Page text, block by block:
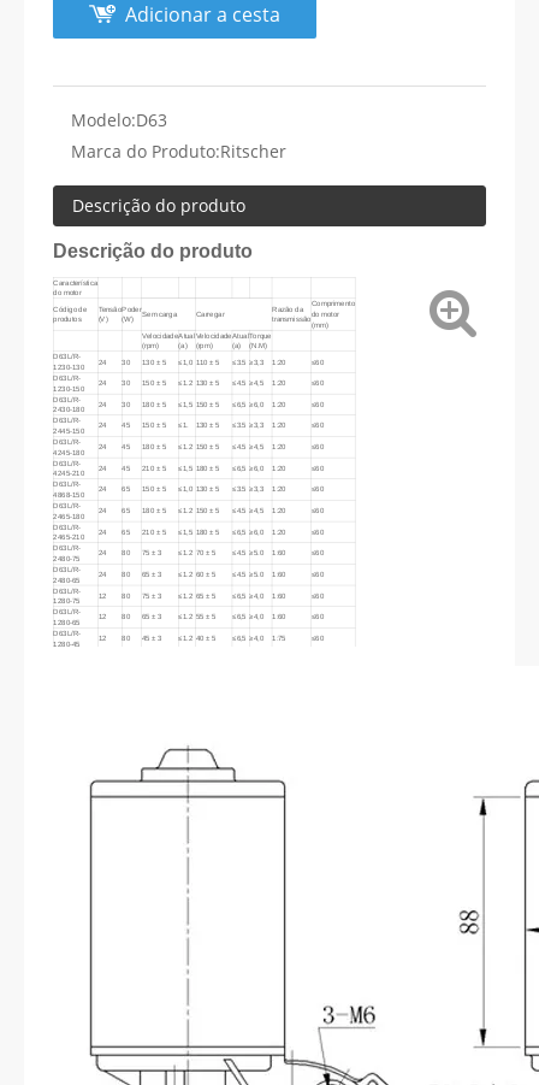
Adicionar a cesta
Modelo:D63
Marca do Produto:Ritscher
Descrição do produto
Descrição do produto
Característica
do motor
Código de
produtos
Tensão
(V)
Poder
(W)
Sem carga Carregar
Razão da
transmissão
Comprimento
do motor
(mm)
Velocidade
(rpm)
Atual
(a)
Velocidade
(rpm)
Atual
(a)
Torque
(N.M)
D63L/R-
1230-130
24 30 130 ± 5 ≤1,0 110 ± 5 ≤3.5 ≥3,3 1:20 ≤60
D63L/R-
1230-150
24 30 150 ± 5 ≤1.2 130 ± 5 ≤4.5 ≥4,5 1:20 ≤60
D63L/R-
2430-180
24 30 180 ± 5 ≤1,5 150 ± 5 ≤6,5 ≥6,0 1:20 ≤60
D63L/R-
2445-150
24 45 150 ± 5 ≤1. 130 ± 5 ≤3.5 ≥3,3 1:20 ≤60
D63L/R-
4245-180
24 45 180 ± 5 ≤1.2 150 ± 5 ≤4.5 ≥4,5 1:20 ≤60
D63L/R-
4245-210
24 45 210 ± 5 ≤1,5 180 ± 5 ≤6,5 ≥6,0 1:20 ≤60
D63L/R-
4868-150
24 65 150 ± 5 ≤1,0 130 ± 5 ≤3.5 ≥3,3 1:20 ≤60
D63L/R-
2465-180
24 65 180 ± 5 ≤1.2 150 ± 5 ≤4.5 ≥4,5 1:20 ≤60
D63L/R-
2465-210
24 65 210 ± 5 ≤1,5 180 ± 5 ≤6,5 ≥6,0 1:20 ≤60
D63L/R-
2480-75
24 80 75 ± 3 ≤1.2 70 ± 5 ≤4.5 ≥5.0 1:60 ≤60
D63L/R-
2480-65
24 80 65 ± 3 ≤1.2 60 ± 5 ≤4.5 ≥5.0 1:60 ≤60
D63L/R-
1280-75
12 80 75 ± 3 ≤1.2 65 ± 5 ≤6,5 ≥4,0 1:60 ≤60
D63L/R-
1280-65
12 80 65 ± 3 ≤1.2 55 ± 5 ≤6,5 ≥4,0 1:60 ≤60
D63L/R-
1280-45
12 80 45 ± 3 ≤1.2 40 ± 5 ≤6,5 ≥4,0 1:75 ≤60
de salão, codificador, sensor
Aplicação: máquina de soldagem, casa elétrica, máquina de diamante,
enquipamento inteligente de escritório, lazer de hotel, lazer,
de relação de transmissão para sua demanda